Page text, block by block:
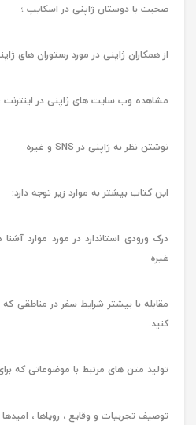
صحبت با دوستان ژاپنی در اسکایپ ؛
از همکاران ژاپنی در مورد رستوران های
مشاهده وب سایت های ژاپنی در اینترنت
نوشتن نظر به ژاپنی در SNS و غیره
این کتاب بیشتر به موارد زیر توجه دارد:
درک ورودی استاندارد در مورد موارد
غیره
مقابله با بیشتر شرایط سفر در مناطقی که
کنید.
تولید متن های مرتبط با موضوعاتی که
توصیف تجربیات و وقایع ، رویاها ،